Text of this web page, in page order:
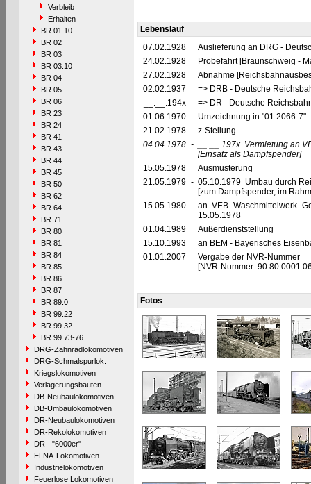
Verbleib
Erhalten
BR 01.10
BR 02
BR 03
BR 03.10
BR 04
BR 05
BR 06
BR 23
BR 24
BR 41
BR 43
BR 44
BR 45
BR 50
BR 62
BR 64
BR 71
BR 80
BR 81
BR 84
BR 85
BR 86
BR 87
BR 89.0
BR 99.22
BR 99.32
BR 99.73-76
DRG-Zahnradlokomotiven
DRG-Schmalspurlok.
Kriegslokomotiven
Verlagerungsbauten
DB-Neubaulokomotiven
DB-Umbaulokomotiven
DR-Neubaulokomotiven
DR-Rekolokomotiven
DR - "6000er"
ELNA-Lokomotiven
Industrielokomotiven
Feuerlose Lokomotiven
Lebenslauf
07.02.1928
Auslieferung an DRG -
24.02.1928
Probefahrt [Braunschweig -
27.02.1928
Abnahme
02.02.1937
=> DRB - Deutsche
__.__.194x
=> DR - Deutsche
01.06.1970
Umzeichnung in "01 2066-7"
21.02.1978
z-Stellung
04.04.1978 - __.__.197x Vermietung an
[Einsatz als Dampfspender]
15.05.1978
Ausmusterung
21.05.1979 - 05.10.1979 Umbau durch
[zum Dampfspender, im
15.05.1980
an VEB Waschmittelwerk
15.05.1978
01.04.1989
Außerdienststellung
15.10.1993
an BEM - Bayerisches
01.01.2007
Vergabe der NVR-Nummer
[NVR-Nummer: 90 80 0001
Fotos